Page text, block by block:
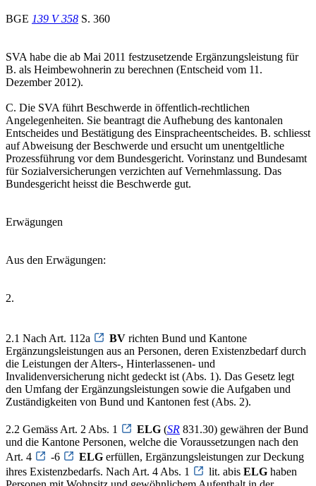
BGE 139 V 358 S. 360
SVA habe die ab Mai 2011 festzusetzende Ergänzungsleistung für
B. als Heimbewohnerin zu berechnen (Entscheid vom 11.
Dezember 2012).
C. Die SVA führt Beschwerde in öffentlich-rechtlichen
Angelegenheiten. Sie beantragt die Aufhebung des kantonalen
Entscheides und Bestätigung des Einspracheentscheides. B. schliesst
auf Abweisung der Beschwerde und ersucht um unentgeltliche
Prozessführung vor dem Bundesgericht. Vorinstanz und Bundesamt
für Sozialversicherungen verzichten auf Vernehmlassung. Das
Bundesgericht heisst die Beschwerde gut.
Erwägungen
Aus den Erwägungen:
2.
2.1 Nach Art. 112a BV richten Bund und Kantone
Ergänzungsleistungen aus an Personen, deren Existenzbedarf durch
die Leistungen der Alters-, Hinterlassenen- und
Invalidenversicherung nicht gedeckt ist (Abs. 1). Das Gesetz legt
den Umfang der Ergänzungsleistungen sowie die Aufgaben und
Zuständigkeiten von Bund und Kantonen fest (Abs. 2).
2.2 Gemäss Art. 2 Abs. 1 ELG (SR 831.30) gewähren der Bund
und die Kantone Personen, welche die Voraussetzungen nach den
Art. 4
-6 ELG erfüllen, Ergänzungsleistungen zur Deckung
ihres Existenzbedarfs. Nach Art. 4 Abs. 1
lit. abis ELG haben